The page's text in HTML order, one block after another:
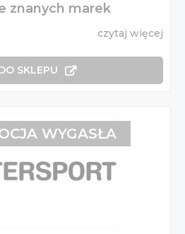
znanych marek
czytaj więcej
SKLEPU
WYGASŁA